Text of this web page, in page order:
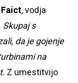
Faict, vodja
Skupaj s
da je gojenje
na
Z umestitvijo